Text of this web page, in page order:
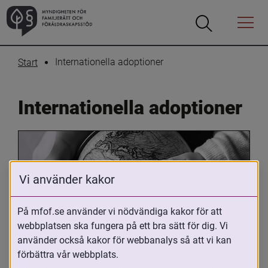
Öppna
Öppna
Menyn
Start Internationella adoptioner
Internationella adoptioner
Oavsett om du är adopterad,
adoptivförälder eller arbetar med
Vi använder kakor
På mfof.se använder vi nödvändiga kakor för att
webbplatsen ska fungera på ett bra sätt för dig. Vi
använder också kakor för webbanalys så att vi kan
förbättra vår webbplats.